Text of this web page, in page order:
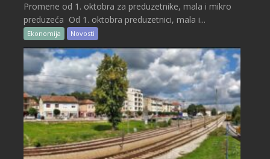
Promene od 1. oktobra za preduzetnike, mala i mikro
preduzeća Od 1. oktobra preduzetnici, mala i...
Ekonomija Novosti